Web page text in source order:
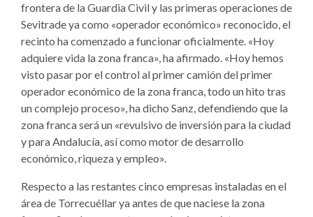
frontera de la Guardia Civil y las primeras operaciones de
Sevitrade ya como «operador económico» reconocido, el
recinto ha comenzado a funcionar oficialmente. «Hoy
adquiere vida la zona franca», ha afirmado. «Hoy hemos
visto pasar por el control al primer camión del primer
operador económico de la zona franca, todo un hito tras
un complejo proceso», ha dicho Sanz, defendiendo que la
zona franca será un «revulsivo de inversión para la ciudad
y para Andalucía, así como motor de desarrollo
económico, riqueza y empleo».
Respecto a las restantes cinco empresas instaladas en el
área de Torrecuéllar ya antes de que naciese la zona